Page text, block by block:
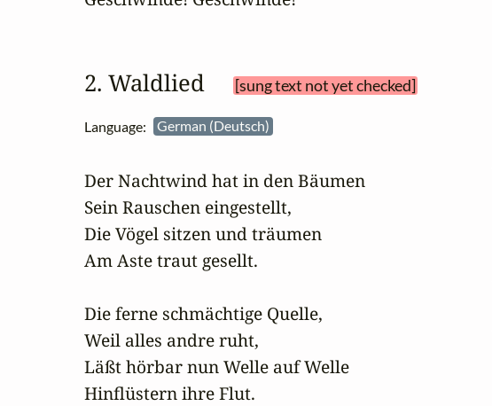
2. Waldlied [sung text not yet checked]
Language: German (Deutsch)
Der Nachtwind hat in den Bäumen
Sein Rauschen eingestellt,
Die Vögel sitzen und träumen
Am Aste traut gesellt.
Die ferne schmächtige Quelle,
Weil alles andre ruht,
Läßt hörbar nun Welle auf Welle
Hinflüstern ihre Flut.